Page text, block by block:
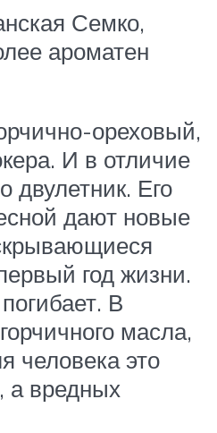
Семко,
ароматен
ореховый,
И в отличие
двулетник. Его
дают новые
год жизни.
В
масла,
человека это
а вредных